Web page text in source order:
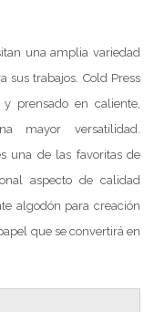
una amplia variedad
sus trabajos. Cold Press
prensado en caliente,
mayor versatilidad.
una de las favoritas de
aspecto de calidad
algodón para creación
que se convertirá en